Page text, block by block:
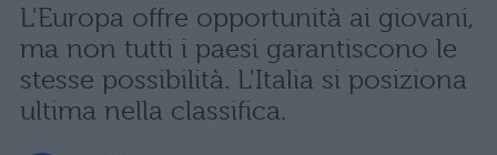
L'Europa offre opportunità ai giovani,
ma non tutti i paesi garantiscono le
stesse possibilità. L'Italia si posiziona
ultima nella classifica.